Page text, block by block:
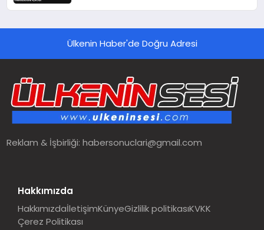
Ülkenin Haber'de Doğru Adresi
Reklam & İşbirliği:habersonuclari@gmail.com
Hakkımızda
HakkımızdaİletişimKünyeGizlilik politikasıKVKK
Çerez Politikası